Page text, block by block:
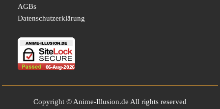
AGBs
Datenschutzerklärung
Copyright © Anime-Illusion.de All rights reserved